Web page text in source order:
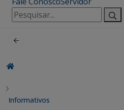
Pesquisar
por:
Informativos